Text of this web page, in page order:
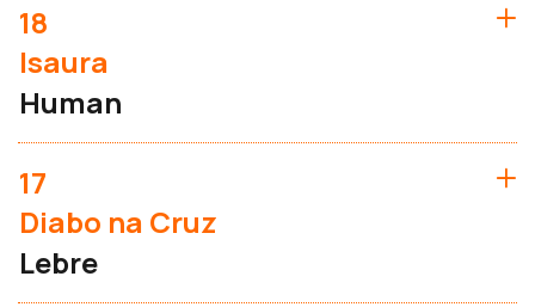
18
Isaura
Human
17
Diabo na Cruz
Lebre